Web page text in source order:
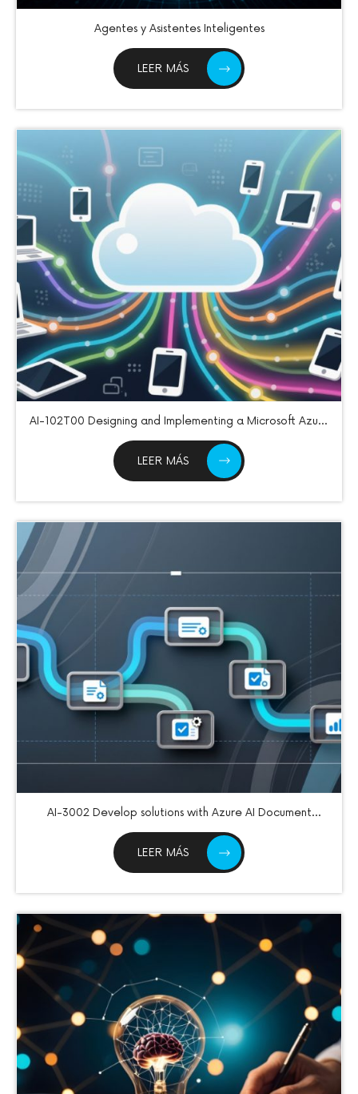
Agentes y Asistentes Inteligentes
LEER MÁS
AI-102T00 Designing and Implementing a Microsoft Azure
LEER MÁS
AI-3002 Develop solutions with Azure AI Document
LEER MÁS